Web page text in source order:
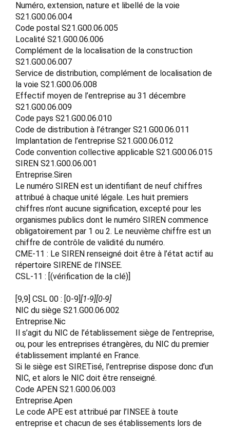
Numéro, extension, nature et libellé de la voie
S21.G00.06.004
Code postal S21.G00.06.005
Localité S21.G00.06.006
Complément de la localisation de la construction
S21.G00.06.007
Service de distribution, complément de localisation de
la voie S21.G00.06.008
Effectif moyen de l’entreprise au 31 décembre
S21.G00.06.009
Code pays S21.G00.06.010
Code de distribution à l’étranger S21.G00.06.011
Implantation de l’entreprise S21.G00.06.012
Code convention collective applicable S21.G00.06.015
SIREN S21.G00.06.001
Entreprise.Siren
Le numéro SIREN est un identifiant de neuf chiffres
attribué à chaque unité légale. Les huit premiers
chiffres n’ont aucune signification, excepté pour les
organismes publics dont le numéro SIREN commence
obligatoirement par 1 ou 2. Le neuvième chiffre est un
chiffre de contrôle de validité du numéro.
CME-11 : Le SIREN renseigné doit être à l’état actif au
répertoire SIRENE de l’INSEE.
CSL-11 : [(vérification de la clé)]
[9,9] CSL 00 : [0-9] [1-9][0-9]
NIC du siège S21.G00.06.002
Entreprise.Nic
Il s’agit du NIC de l’établissement siège de l’entreprise,
ou, pour les entreprises étrangères, du NIC du premier
établissement implanté en France.
Si le siège est SIRETisé, l’entreprise dispose donc d’un
NIC, et alors le NIC doit être renseigné.
Code APEN S21.G00.06.003
Entreprise.Apen
Le code APE est attribué par l’INSEE à toute
entreprise et chacun de ses établissements lors de